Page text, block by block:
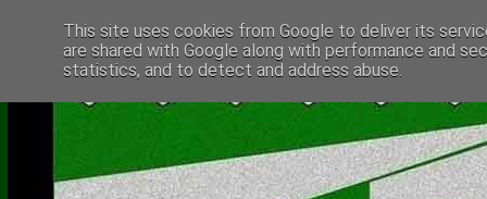
This site uses cookies from Google to deliver its
are shared with Google along with performance and
statistics, and to detect and address abuse.